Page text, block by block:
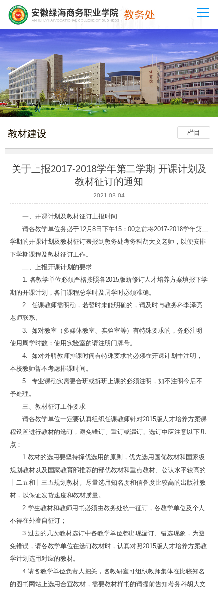
栏目
教材建设
关于上报2017-2018学年第二学期 开课计划及
教材征订的通知
2021-03-04
一、开课计划及教材征订上报时间
请各教学单位务必于12月8日下午15：00之前将2017-2018学年第二
学期的开课计划及教材征订表报到教务处考务科胡大文老师，以便安排
下学期课程及教材征订工作。
二、上报开课计划的要求
1. 各教学单位必须严格按照各2015版新修订人才培养方案填报下学
期的开课计划，各门课程总学时及周学时必须准确。
2. 任课教师需明确，若暂时未能明确的，请及时与教务科李泽亮
老师联系。
3. 如对教室（多媒体教室、实验室等）有特殊要求的，务必注明
使用周学时数；使用实验室的请注明门牌号。
4. 如对外聘教师排课时间有特殊要求的必须在开课计划中注明，
本校教师暂不考虑排课时间。
5. 专业课确实需要合班或拆班上课的必须注明，如不注明今后不
予处理。
三、教材征订工作要求
请各教学单位一定要认真组织任课教师针对2015版人才培养方案课
程设置进行教材的选订，避免错订、重订或漏订。选订中应注意以下几
点：
1.教材的选用要坚持择优选用的原则，优先选用国优教材和国家级
规划教材以及国家教育部推荐的部优教材和重点教材、公认水平较高的
十二五和十三五规划教材。尽量选用知名度和信誉度比较高的出版社教
材，以保证发货速度和教材质量。
2.学生教材和教师用书必须由教务处统一征订，各教学单位及个人
不得在外擅自征订；
3.过去的几次教材选订中各教学单位都出现漏订、错选现象，为避
免错误，请各教学单位在选订教材时，认真对照2015版人才培养方案教
学计划选用对应的教材。
4.请各教学单位负责人把关，各教研室可组织教师集体在比较知名
的图书网站上选用合宜教材，需要教材样书的请提前告知考务科胡大文